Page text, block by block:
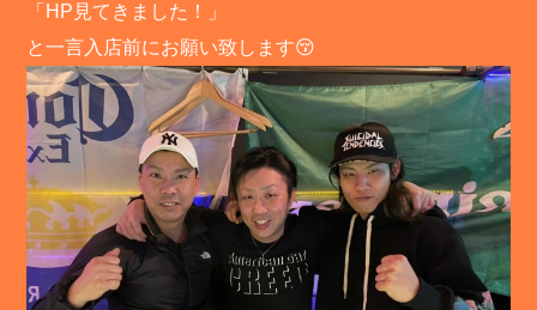
「HP見てきました！」
と一言入店前にお願い致します😚